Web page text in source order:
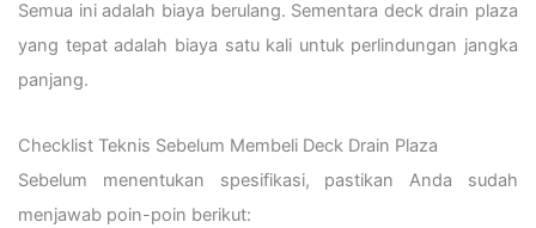
Semua ini adalah biaya berulang. Sementara deck drain plaza
yang tepat adalah biaya satu kali untuk perlindungan jangka
panjang.
Checklist Teknis Sebelum Membeli Deck Drain Plaza
Sebelum menentukan spesifikasi, pastikan Anda sudah
menjawab poin-poin berikut: